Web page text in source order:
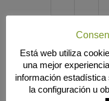
Búsqueda
MENÚ
Está web utiliza
una mejor
información
la configuración u